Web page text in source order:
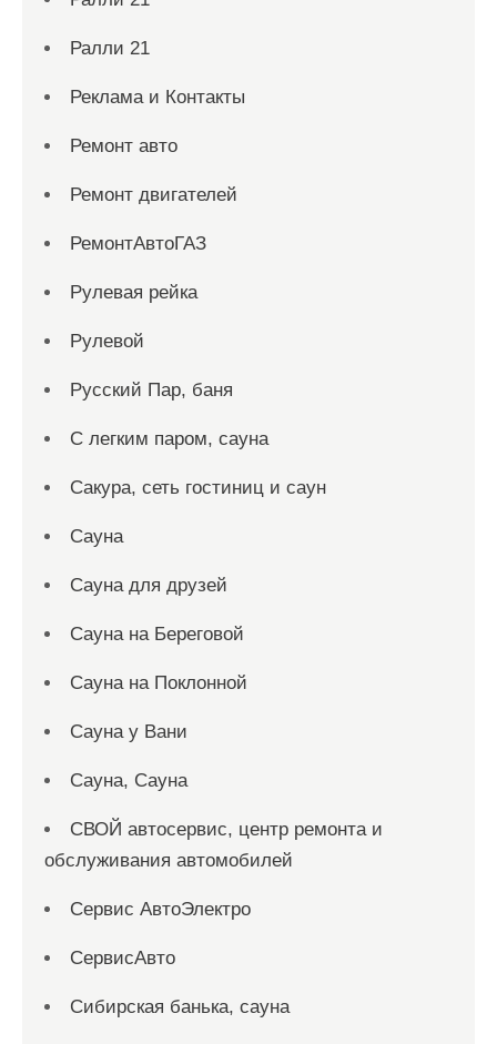
Ралли 21
Реклама и Контакты
Ремонт авто
Ремонт двигателей
РемонтАвтоГАЗ
Рулевая рейка
Рулевой
Русский Пар, баня
С легким паром, сауна
Сакура, сеть гостиниц и саун
Сауна
Сауна для друзей
Сауна на Береговой
Сауна на Поклонной
Сауна у Вани
Сауна, Сауна
СВОЙ автосервис, центр ремонта и
обслуживания автомобилей
Сервис АвтоЭлектро
СервисАвто
Сибирская банька, сауна